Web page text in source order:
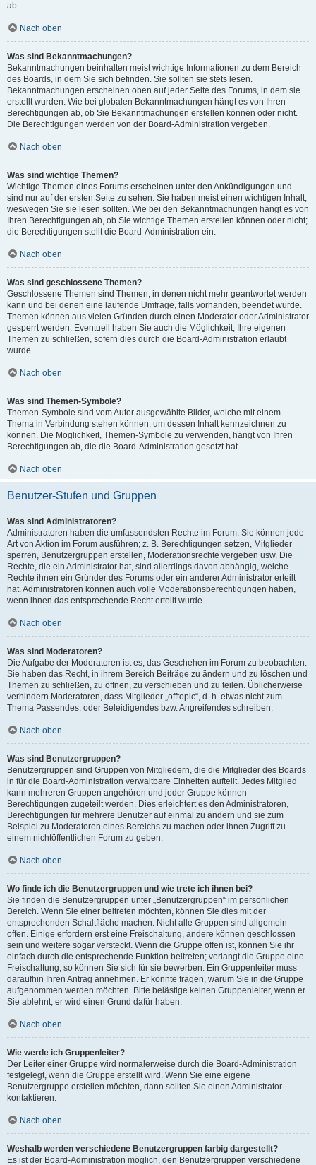
ab.
Nach oben
Was sind Bekanntmachungen?
Bekanntmachungen beinhalten meist wichtige Informationen zu dem Bereich
des Boards, in dem Sie sich befinden. Sie sollten sie stets lesen.
Bekanntmachungen erscheinen oben auf jeder Seite des Forums, in dem sie
erstellt wurden. Wie bei globalen Bekanntmachungen hängt es von Ihren
Berechtigungen ab, ob Sie Bekanntmachungen erstellen können oder nicht.
Die Berechtigungen werden von der Board-Administration vergeben.
Nach oben
Was sind wichtige Themen?
Wichtige Themen eines Forums erscheinen unter den Ankündigungen und
sind nur auf der ersten Seite zu sehen. Sie haben meist einen wichtigen Inhalt,
weswegen Sie sie lesen sollten. Wie bei den Bekanntmachungen hängt es von
Ihren Berechtigungen ab, ob Sie wichtige Themen erstellen können oder nicht;
die Berechtigungen stellt die Board-Administration ein.
Nach oben
Was sind geschlossene Themen?
Geschlossene Themen sind Themen, in denen nicht mehr geantwortet werden
kann und bei denen eine laufende Umfrage, falls vorhanden, beendet wurde.
Themen können aus vielen Gründen durch einen Moderator oder Administrator
gesperrt werden. Eventuell haben Sie auch die Möglichkeit, Ihre eigenen
Themen zu schließen, sofern dies durch die Board-Administration erlaubt
wurde.
Nach oben
Was sind Themen-Symbole?
Themen-Symbole sind vom Autor ausgewählte Bilder, welche mit einem
Thema in Verbindung stehen können, um dessen Inhalt kennzeichnen zu
können. Die Möglichkeit, Themen-Symbole zu verwenden, hängt von Ihren
Berechtigungen ab, die die Board-Administration gesetzt hat.
Nach oben
Benutzer-Stufen und Gruppen
Was sind Administratoren?
Administratoren haben die umfassendsten Rechte im Forum. Sie können jede
Art von Aktion im Forum ausführen; z. B. Berechtigungen setzen, Mitglieder
sperren, Benutzergruppen erstellen, Moderationsrechte vergeben usw. Die
Rechte, die ein Administrator hat, sind allerdings davon abhängig, welche
Rechte ihnen ein Gründer des Forums oder ein anderer Administrator erteilt
hat. Administratoren können auch volle Moderationsberechtigungen haben,
wenn ihnen das entsprechende Recht erteilt wurde.
Nach oben
Was sind Moderatoren?
Die Aufgabe der Moderatoren ist es, das Geschehen im Forum zu beobachten.
Sie haben das Recht, in ihrem Bereich Beiträge zu ändern und zu löschen und
Themen zu schließen, zu öffnen, zu verschieben und zu teilen. Üblicherweise
verhindern Moderatoren, dass Mitglieder „offtopic“, d. h. etwas nicht zum
Thema Passendes, oder Beleidigendes bzw. Angreifendes schreiben.
Nach oben
Was sind Benutzergruppen?
Benutzergruppen sind Gruppen von Mitgliedern, die die Mitglieder des Boards
in für die Board-Administration verwaltbare Einheiten aufteilt. Jedes Mitglied
kann mehreren Gruppen angehören und jeder Gruppe können
Berechtigungen zugeteilt werden. Dies erleichtert es den Administratoren,
Berechtigungen für mehrere Benutzer auf einmal zu ändern und sie zum
Beispiel zu Moderatoren eines Bereichs zu machen oder ihnen Zugriff zu
einem nichtöffentlichen Forum zu geben.
Nach oben
Wo finde ich die Benutzergruppen und wie trete ich ihnen bei?
Sie finden die Benutzergruppen unter „Benutzergruppen“ im persönlichen
Bereich. Wenn Sie einer beitreten möchten, können Sie dies mit der
entsprechenden Schaltfläche machen. Nicht alle Gruppen sind allgemein
offen. Einige erfordern erst eine Freischaltung, andere können geschlossen
sein und weitere sogar versteckt. Wenn die Gruppe offen ist, können Sie ihr
einfach durch die entsprechende Funktion beitreten; verlangt die Gruppe eine
Freischaltung, so können Sie sich für sie bewerben. Ein Gruppenleiter muss
daraufhin Ihren Antrag annehmen. Er könnte fragen, warum Sie in die Gruppe
aufgenommen werden möchten. Bitte belästige keinen Gruppenleiter, wenn er
Sie ablehnt, er wird einen Grund dafür haben.
Nach oben
Wie werde ich Gruppenleiter?
Der Leiter einer Gruppe wird normalerweise durch die Board-Administration
festgelegt, wenn die Gruppe erstellt wird. Wenn Sie eine eigene
Benutzergruppe erstellen möchten, dann sollten Sie einen Administrator
kontaktieren.
Nach oben
Weshalb werden verschiedene Benutzergruppen farbig dargestellt?
Es ist der Board-Administration möglich, den Benutzergruppen verschiedene